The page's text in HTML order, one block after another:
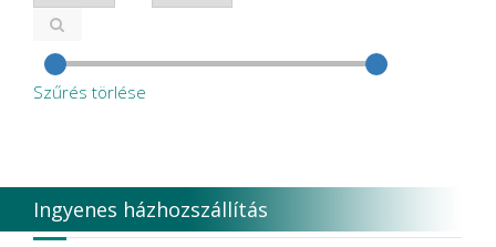
Roeko
SURE DENT CORPORATION
VOCO
Szűrés törlése
Ingyenes házhozszállítás